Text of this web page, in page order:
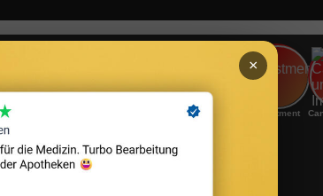
Interior Investment
×